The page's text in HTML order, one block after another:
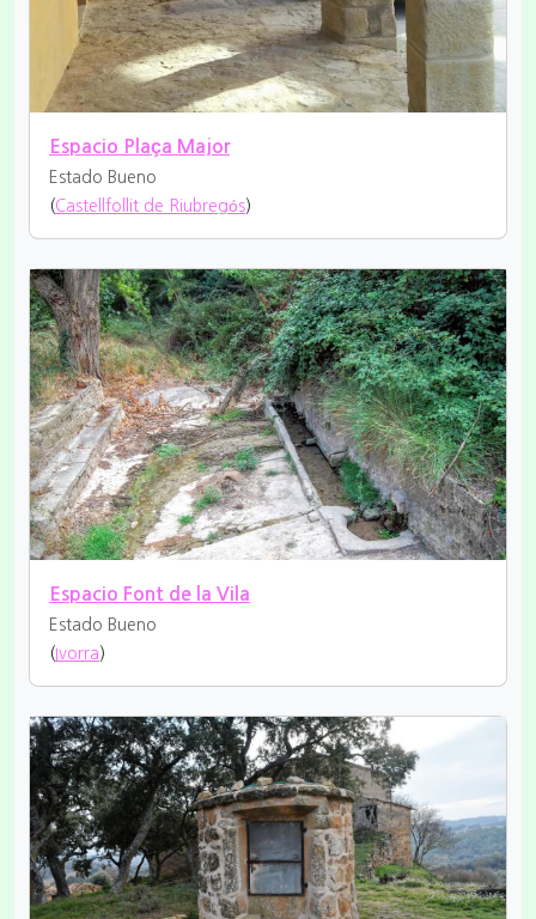
Espacio Plaça Major
Estado Bueno
(Castellfollit de Riubregós)
Espacio Font de la Vila
Estado Bueno
(Ivorra)